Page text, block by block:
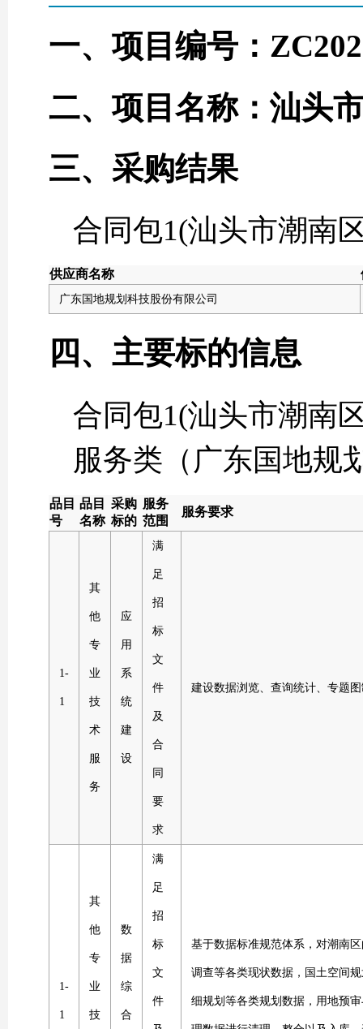
一、项目编号：
二、项目名称：汕头
三、采购结果
合同包1(汕头市潮南
供应商名称
广东国地规划科技股份有限公司
四、主要标的信息
合同包1(汕头市潮南
服务类（广东国地规
品目
号
品目
名称
采购
标的
服务
范围
服务要求
1-
1
其
他
专
业
技
术
服
务
应
用
系
统
建
设
满
足
招
标
文
件
及
合
同
要
求
建设数据浏览、查询统计、专题
1-
1
其
他
专
业
技
数
据
综
合
满
足
招
标
文
件
基于数据标准规范体系，对潮南
调查等各类现状数据，国土空间
细规划等各类规划数据，用地预